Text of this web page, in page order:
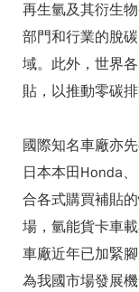
再生氫及其衍生
部門和行業的脫
域。此外，世界
貼，以推動零碳排
國際知名車廠亦
日本本田Honda
合各式購買補貼
場，氫能貨卡車
車廠近年已加緊
為我國市場發展